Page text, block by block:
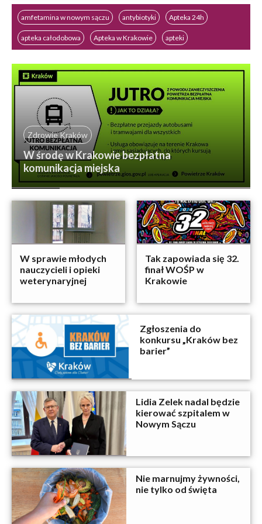
amfetamina w nowym sączu antybiotyki Apteka 24h
apteka całodobowa Apteka w Krakowie apteki
Zdrowie Kraków
W środę w Krakowie bezpłatna
komunikacja miejska
W sprawie młodych
nauczycieli i opieki
weterynaryjnej
Tak zapowiada się 32.
finał WOŚP w
Krakowie
Zgłoszenia do
konkursu „Kraków bez
barier”
Lidia Zelek nadal będzie
kierować szpitalem w
Nowym Sączu
Nie marnujmy żywności,
nie tylko od święta